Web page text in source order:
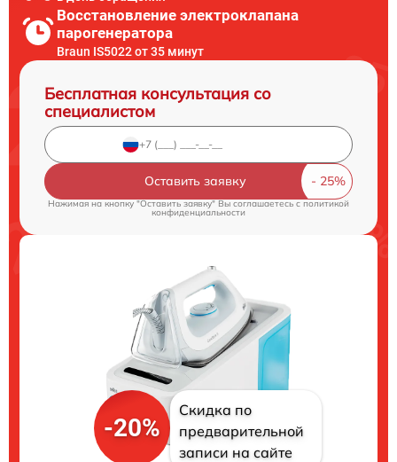
Восстановление электроклапана
парогенератора
Braun IS5022 от 35 минут
Бесплатная консультация со
специалистом
Оставить заявку
Нажимая на кнопку "Оставить заявку" Вы соглашаетесь cполитикой
конфиденциальности
-20%
Скидка по
предварительной
записи на сайте